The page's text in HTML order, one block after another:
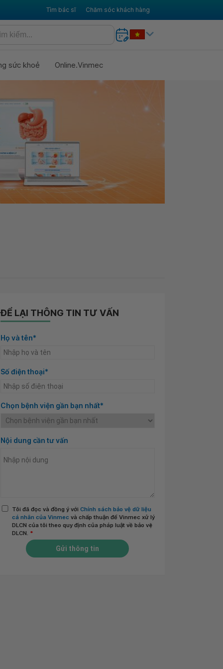
Tìm bác sĩ Chăm sóc khách hàng
sức khoẻ Online.Vinmec
ĐỂ LẠI THÔNG TIN TƯ VẤN
Họ và tên*
Số điện thoại*
Chọn bệnh viện gần bạn nhất*
Nội dung cần tư vấn
Tôi đã đọc và đồng ý với Chính sách bảo vệ dữ liệu
cá nhân của Vinmec và chấp thuận để Vinmec xử lý
DLCN của tôi theo quy định của pháp luật về bảo vệ
DLCN. *
Gửi thông tin